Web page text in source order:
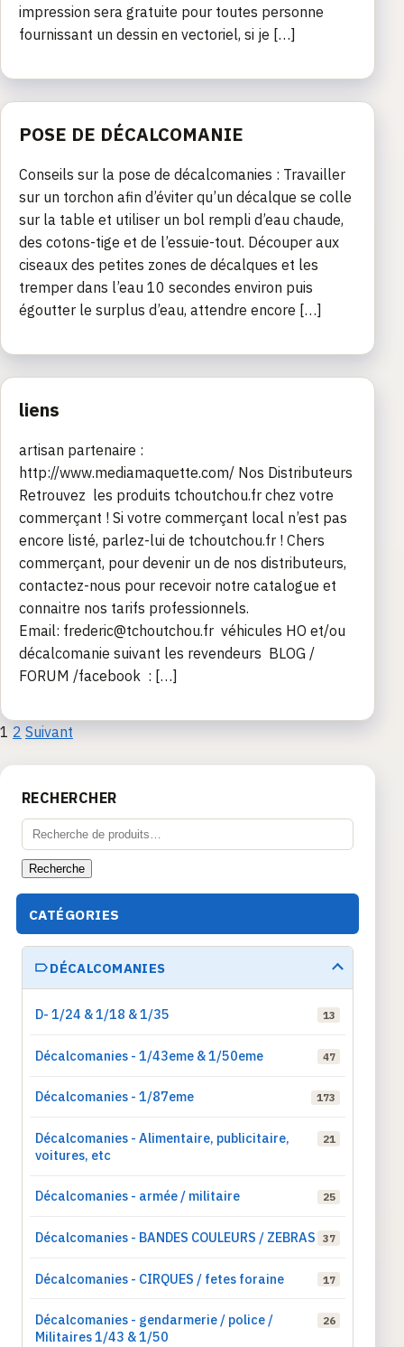
impression sera gratuite pour toutes personne
fournissant un dessin en vectoriel, si je […]
POSE DE DÉCALCOMANIE
Conseils sur la pose de décalcomanies : Travailler
sur un torchon afin d’éviter qu’un décalque se colle
sur la table et utiliser un bol rempli d’eau chaude,
des cotons-tige et de l’essuie-tout. Découper aux
ciseaux des petites zones de décalques et les
tremper dans l’eau 10 secondes environ puis
égoutter le surplus d’eau, attendre encore […]
liens
artisan partenaire :
http://www.mediamaquette.com/ Nos Distributeurs
Retrouvez les produits tchoutchou.fr chez votre
commerçant ! Si votre commerçant local n’est pas
encore listé, parlez-lui de tchoutchou.fr ! Chers
commerçant, pour devenir un de nos distributeurs,
contactez-nous pour recevoir notre catalogue et
connaitre nos tarifs professionnels.
Email: frederic@tchoutchou.fr véhicules HO et/ou
décalcomanie suivant les revendeurs BLOG /
FORUM /facebook : […]
Pagination
des
publications
1 2 Suivant
RECHERCHER
Recherche
pour :
Recherche
CATÉGORIES
DÉCALCOMANIES
D- 1/24 & 1/18 & 1/35 13
Décalcomanies - 1/43eme & 1/50eme 47
Décalcomanies - 1/87eme 173
Décalcomanies - Alimentaire, publicitaire,
voitures, etc
21
Décalcomanies - armée / militaire 25
Décalcomanies - BANDES COULEURS / ZEBRAS 37
Décalcomanies - CIRQUES / fetes foraine 17
Décalcomanies - gendarmerie / police /
Militaires 1/43 & 1/50
26